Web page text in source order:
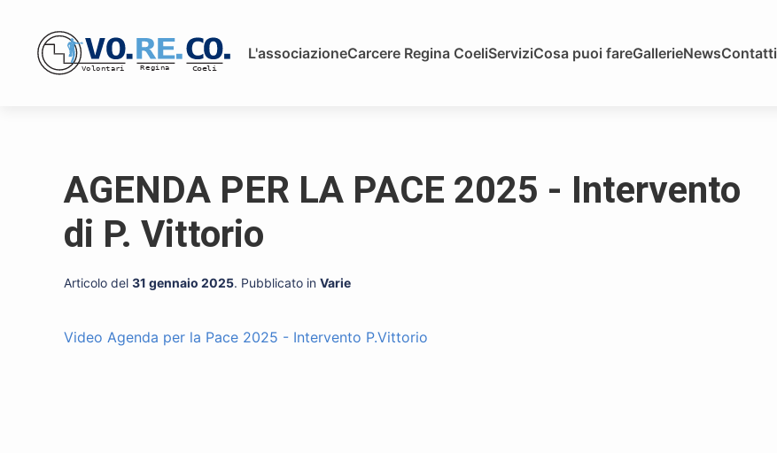
L'associazioneCarcere Regina CoeliServiziCosa puoi fareGallerieNewsContatti
AGENDA PER LA PACE 2025 - Intervento
di P. Vittorio
Articolo del 31 gennaio 2025. Pubblicato in Varie
Video Agenda per la Pace 2025 - Intervento P.Vittorio